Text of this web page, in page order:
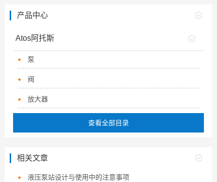
产品中心
Atos阿托斯
泵
阀
放大器
查看全部目录
相关文章
液压泵站设计与使用中的注意事项